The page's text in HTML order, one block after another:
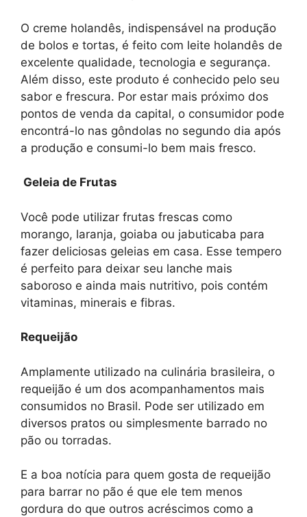
O creme holandês, indispensável na produção
de bolos e tortas, é feito com leite holandês de
excelente qualidade, tecnologia e segurança.
Além disso, este produto é conhecido pelo seu
sabor e frescura. Por estar mais próximo dos
pontos de venda da capital, o consumidor pode
encontrá-lo nas gôndolas no segundo dia após
a produção e consumi-lo bem mais fresco.
Geleia de Frutas
Você pode utilizar frutas frescas como
morango, laranja, goiaba ou jabuticaba para
fazer deliciosas geleias em casa. Esse tempero
é perfeito para deixar seu lanche mais
saboroso e ainda mais nutritivo, pois contém
vitaminas, minerais e fibras.
Requeijão
Amplamente utilizado na culinária brasileira, o
requeijão é um dos acompanhamentos mais
consumidos no Brasil. Pode ser utilizado em
diversos pratos ou simplesmente barrado no
pão ou torradas.
E a boa notícia para quem gosta de requeijão
para barrar no pão é que ele tem menos
gordura do que outros acréscimos como a